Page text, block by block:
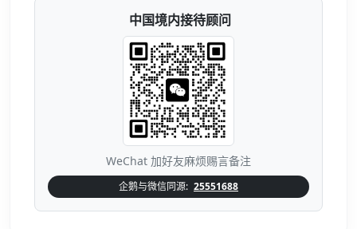
中国境内接待顾问
WeChat 加好友麻烦赐言备注
企鹅与微信同源: 25551688